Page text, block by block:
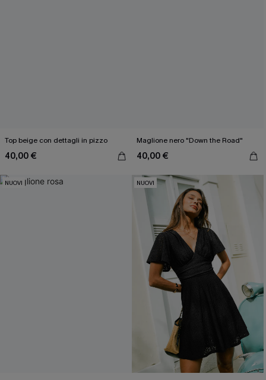
Top beige con dettagli in pizzo
40,00 €
Maglione nero "Down the Road"
40,00 €
NUOVI NUOVI